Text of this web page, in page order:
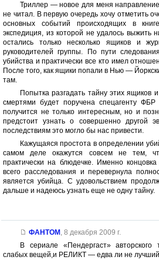
Триллер — новое для меня
не читал. В первую очередь хочу отметить
основных событий происходящих в
экспедиция, из которой не удалось выжить
остались только несколько ящиков и
руководителей группы. По пути
убийства и практически все кто имел
После того, как ящики попали в Нью —
там.
Попытка разгадать тайну этих ящиков
смертями будет поручена спецагенту ФБР
получится не только интересным, но и
предстоит узнать о совершенно другой
последствиям это могло бы нас привести.
Кажущаяся простота в определении
самом деле окажутся совсем не тем,
практически на блюдечке. Именно
всего расследования и перевернула
является убийца. С удовольствием
дальше и надеюсь узнать еще не одну тайну.
ФАНТОМ , 8 декабря 2009 г.
В сериале «Пендергаст»
слабых вещей,и РЕЛИКТ — едва ли не лучший